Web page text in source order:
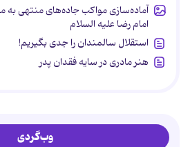
آماده‌سازی مواکب جاده‌های منتهی
امام رضا علیه السلام
استقلال سالمندان را جدی بگیریم!
هنر مادری در سایه‌ فقدان پدر
وب‌گردی